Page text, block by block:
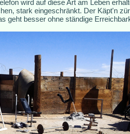
wird auf diese Art am Leben
stark eingeschränkt. Der Käpt'n
geht besser ohne ständige